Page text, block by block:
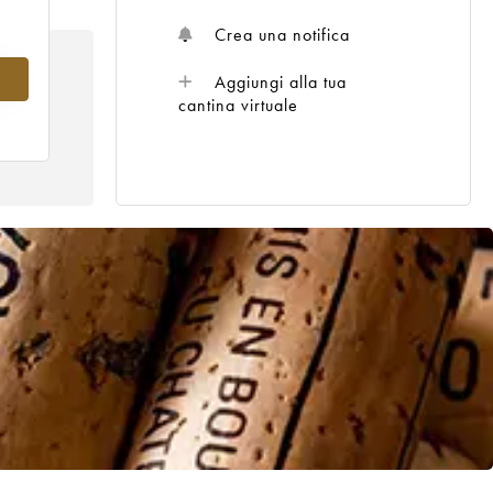
Crea una notifica
Aggiungi alla tua
cantina virtuale